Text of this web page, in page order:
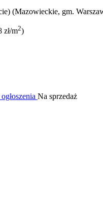
(Mazowieckie, gm.
zł/m2)
Na sprzedaż